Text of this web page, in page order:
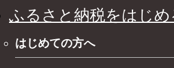
ふるさと納税をはじめ
はじめての方へ